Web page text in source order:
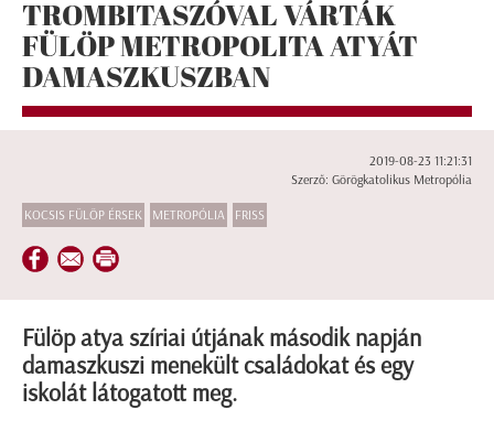
TROMBITASZÓVAL VÁRTÁK
FÜLÖP METROPOLITA ATYÁT
DAMASZKUSZBAN
2019-08-23 11:21:31
Szerző: Görögkatolikus Metropólia
KOCSIS FÜLÖP ÉRSEK METROPÓLIA FRISS
Fülöp atya szíriai útjának második napján
damaszkuszi menekült családokat és egy
iskolát látogatott meg.